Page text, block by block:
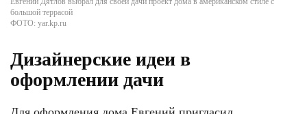
большой террасой
ФОТО: yar.kp.ru
Дизайнерские идеи в
оформлении дачи